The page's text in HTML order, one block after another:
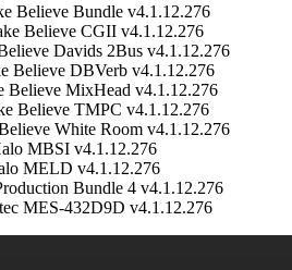
Believe Bundle v4.1.12.276
Believe CGII v4.1.12.276
Davids 2Bus v4.1.12.276
Believe DBVerb v4.1.12.276
Believe MixHead v4.1.12.276
Believe TMPC v4.1.12.276
White Room v4.1.12.276
MBSI v4.1.12.276
MELD v4.1.12.276
Bundle 4 v4.1.12.276
MES-432D9D v4.1.12.276